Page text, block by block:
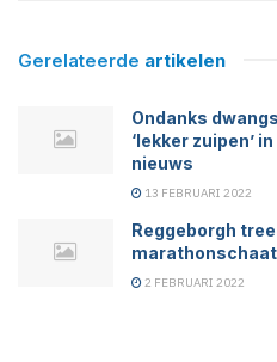
Gerelateerde artikelen
Ondanks
‘lekker zuipen’
nieuws
13 FEBRUARI 2022
Reggeborgh
2 FEBRUARI 2022